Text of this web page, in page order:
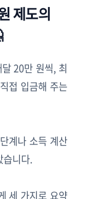
제도의
20만 원씩, 최
접 입금해 주는
계나 소득 계산
습니다.
세 가지로 요약